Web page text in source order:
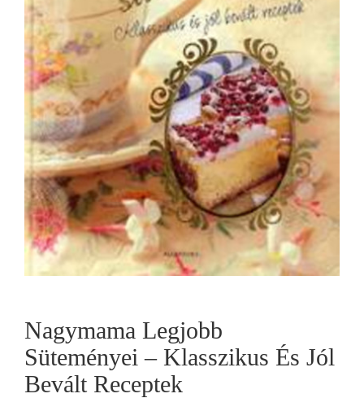
KAPCSOLAT
CONTACT
US
Nagymama Legjobb
Süteményei – Klasszikus És Jól
Bevált Receptek